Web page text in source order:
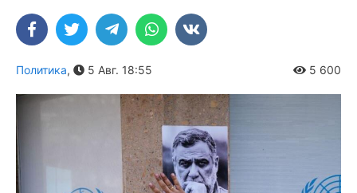
Политика, 5 Авг. 18:55 5 600